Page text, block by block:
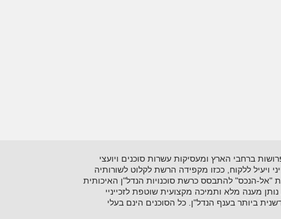
בתיווך יזמות ושיווק נדל"ן על סוגיו השונים. כיום מונה הרשתלמעלה מ- 15 סוכנויות הפרושות ברחבי הארץ ומעסיקות עשרות סוכנים ויועצי
ויעיל ללקוח, ככזו מקפידה הרשת לקלוט לשורותיה
"אל-הנכס" להתבסס כרשת סוכנויות הנדל"ן האיכותית
מענה מלא ותמיכה מקצועית שוטפת לזכייניי
ביותר בענף הנדל"ן. כל הסוכנים הינם בעלי